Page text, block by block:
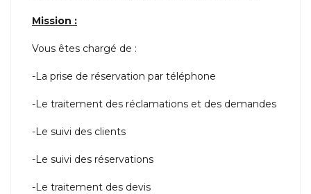
Mission :
Vous êtes chargé de :
-La prise de réservation par téléphone
-Le traitement des réclamations et des demandes
-Le suivi des clients
-Le suivi des réservations
-Le traitement des devis